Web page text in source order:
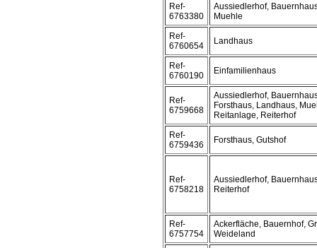
Ref-
6763380
Aussiedlerhof,
Muehle
Ref-
6760654
Landhaus
Ref-
6760190
Einfamilienhaus
Ref-
6759668
Aussiedlerhof,
Forsthaus, Landhaus,
Reitanlage, Reiterhof
Ref-
6759436
Forsthaus, Gutshof
Ref-
6758218
Aussiedlerhof,
Reiterhof
Ref-
6757754
Ackerfläche, Bauernhof,
Weideland